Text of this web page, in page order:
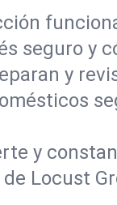
seguro y
y
y
Locust